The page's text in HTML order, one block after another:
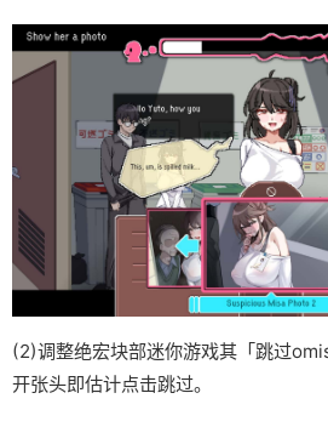
(2)调整绝宏块部迷你游戏其「跳过
开张头即估计点击跳过。